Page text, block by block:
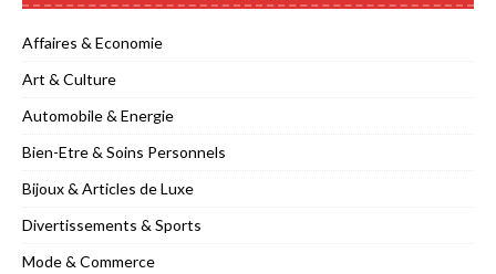
Affaires & Economie
Art & Culture
Automobile & Energie
Bien-Etre & Soins Personnels
Bijoux & Articles de Luxe
Divertissements & Sports
Mode & Commerce